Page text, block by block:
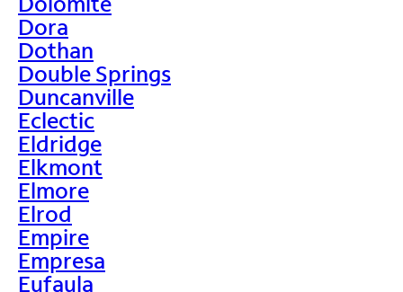
Dora
Dothan
Double Springs
Duncanville
Eclectic
Eldridge
Elkmont
Elmore
Elrod
Empire
Empresa
Eufaula